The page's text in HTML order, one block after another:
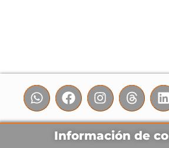
Información de